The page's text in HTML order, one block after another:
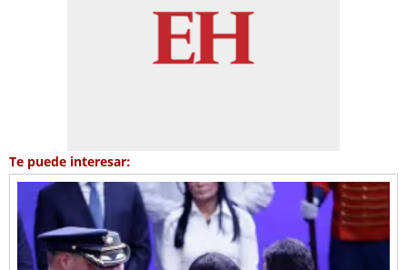
Te puede interesar: